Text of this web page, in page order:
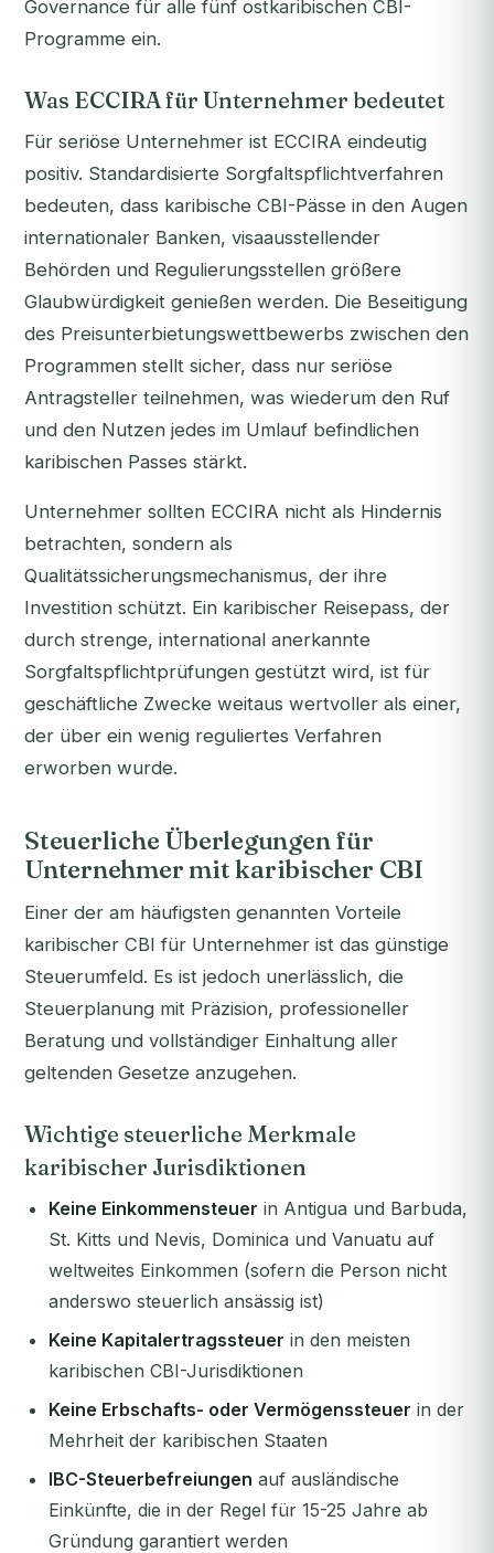
Governance für alle fünf ostkaribischen CBI-
Programme ein.
Was ECCIRA für Unternehmer bedeutet
Für seriöse Unternehmer ist ECCIRA eindeutig
positiv. Standardisierte Sorgfaltspflichtverfahren
bedeuten, dass karibische CBI-Pässe in den Augen
internationaler Banken, visaausstellender
Behörden und Regulierungsstellen größere
Glaubwürdigkeit genießen werden. Die Beseitigung
des Preisunterbietungswettbewerbs zwischen den
Programmen stellt sicher, dass nur seriöse
Antragsteller teilnehmen, was wiederum den Ruf
und den Nutzen jedes im Umlauf befindlichen
karibischen Passes stärkt.
Unternehmer sollten ECCIRA nicht als Hindernis
betrachten, sondern als
Qualitätssicherungsmechanismus, der ihre
Investition schützt. Ein karibischer Reisepass, der
durch strenge, international anerkannte
Sorgfaltspflichtprüfungen gestützt wird, ist für
geschäftliche Zwecke weitaus wertvoller als einer,
der über ein wenig reguliertes Verfahren
erworben wurde.
Steuerliche Überlegungen für
Unternehmer mit karibischer CBI
Einer der am häufigsten genannten Vorteile
karibischer CBI für Unternehmer ist das günstige
Steuerumfeld. Es ist jedoch unerlässlich, die
Steuerplanung mit Präzision, professioneller
Beratung und vollständiger Einhaltung aller
geltenden Gesetze anzugehen.
Wichtige steuerliche Merkmale
karibischer Jurisdiktionen
Keine Einkommensteuer in Antigua und Barbuda,
St. Kitts und Nevis, Dominica und Vanuatu auf
weltweites Einkommen (sofern die Person nicht
anderswo steuerlich ansässig ist)
Keine Kapitalertragssteuer in den meisten
karibischen CBI-Jurisdiktionen
Keine Erbschafts- oder Vermögenssteuer in der
Mehrheit der karibischen Staaten
IBC-Steuerbefreiungen auf ausländische
Einkünfte, die in der Regel für 15-25 Jahre ab
Gründung garantiert werden